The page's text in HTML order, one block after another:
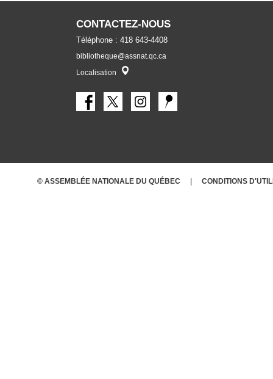
CONTACTEZ-NOUS
Téléphone : 418 643-4408
bibliotheque@assnat.qc.ca
Localisation
© ASSEMBLÉE NATIONALE DU QUÉBEC CONDITIONS